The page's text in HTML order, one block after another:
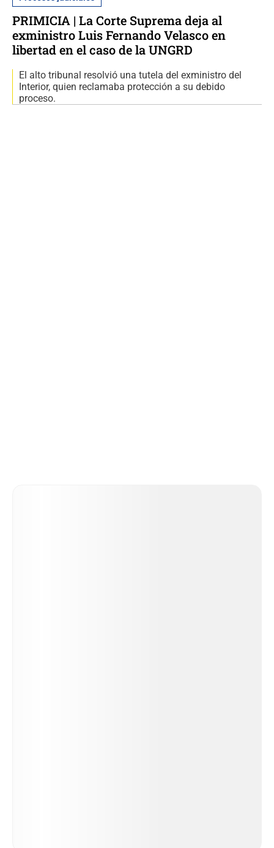
PRIMICIA | La Corte Suprema deja al
exministro Luis Fernando Velasco en
libertad en el caso de la UNGRD
El alto tribunal resolvió una tutela del exministro del
Interior, quien reclamaba protección a su debido
proceso.